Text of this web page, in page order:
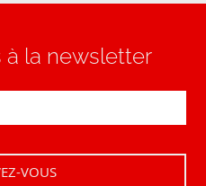
la newsletter